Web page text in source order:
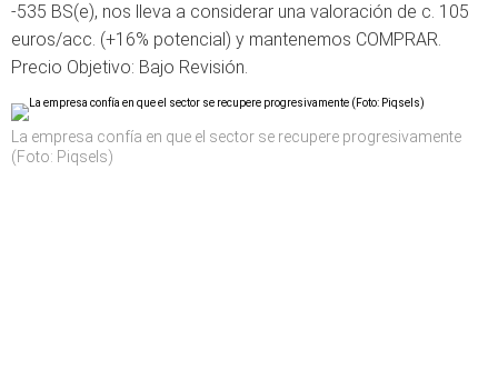
-535 BS(e), nos lleva a considerar una valoración de c. 105
euros/acc. (+16% potencial) y mantenemos COMPRAR.
Precio Objetivo: Bajo Revisión.
La empresa confía en que el sector se recupere progresivamente
(Foto: Piqsels)